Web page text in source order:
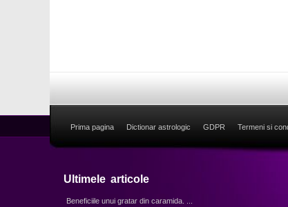
Prima pagina Dictionar astrologic GDPR Termeni si
Ultimele articole
Beneficiile unui gratar din caramida. ...